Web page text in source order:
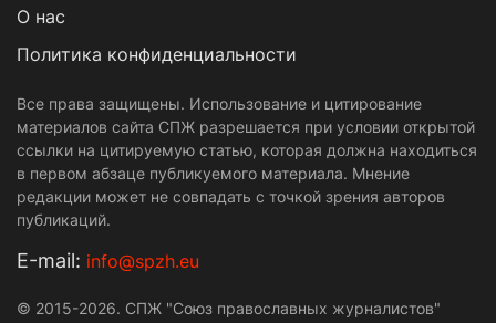
О нас
Политика конфиденциальности
Все права защищены. Использование и цитирование
материалов сайта СПЖ разрешается при условии открытой
ссылки на цитируемую статью, которая должна находиться
в первом абзаце публикуемого материала. Мнение
редакции может не совпадать с точкой зрения авторов
публикаций.
Е-mail: info@spzh.eu
© 2015-2026. СПЖ "Союз православных журналистов"